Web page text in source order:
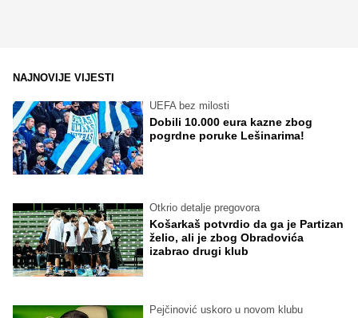
NAJNOVIJE VIJESTI
UEFA bez milosti
Dobili 10.000 eura kazne zbog
pogrdne poruke Lešinarima!
Otkrio detalje pregovora
Košarkaš potvrdio da ga je Partizan
želio, ali je zbog Obradovića
izabrao drugi klub
Pejčinović uskoro u novom klubu